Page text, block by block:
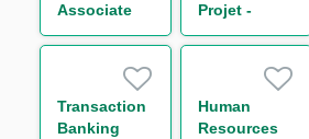
Associate
Leveraged
Projet -
Loanscape
Transaction
Banking
Human
Resources